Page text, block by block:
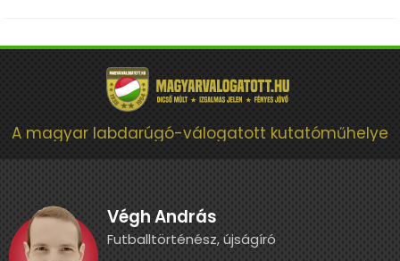
A magyar labdarúgó-válogatott kutatóműhelye
Végh András
Futballtörténész, újságíró